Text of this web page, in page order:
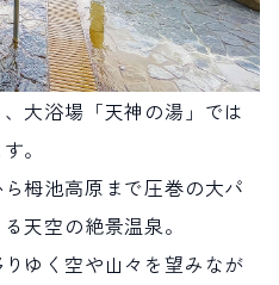
大浴場「天神の湯」では
。
栂池高原まで圧巻の大パ
天空の絶景温泉。
ゆく空や山々を望みなが